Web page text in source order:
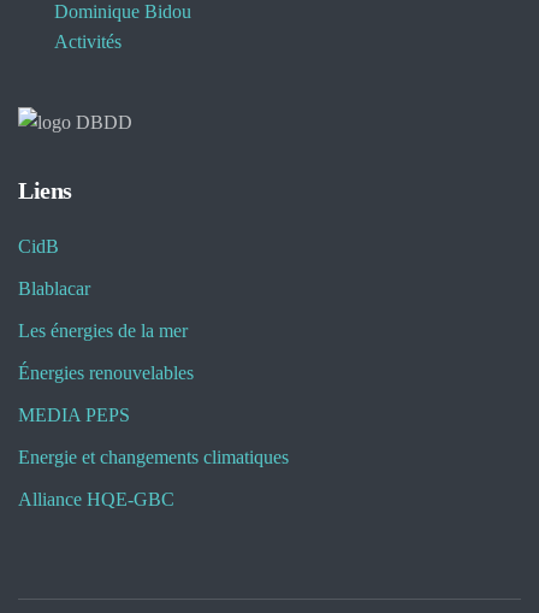
Dominique Bidou
Activités
Liens
CidB
Blablacar
Les énergies de la mer
Énergies renouvelables
MEDIA PEPS
Energie et changements climatiques
Alliance HQE-GBC